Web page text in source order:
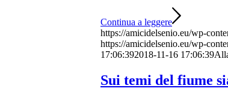
Continua a leggere
https://amicidelsenio.eu/wp-
https://amicidelsenio.eu/wp-
17:06:392018-11-16 17:06:39
Sui temi del fiume